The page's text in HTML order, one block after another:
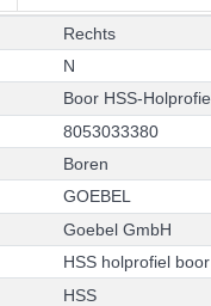
Rechts
N
Boor HSS-Holprofie
8053033380
Boren
GOEBEL
Goebel GmbH
HSS holprofiel boor
HSS